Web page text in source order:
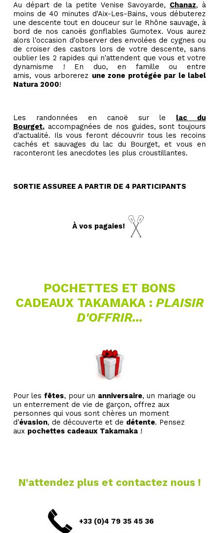
Au départ de la petite Venise Savoyarde, Chanaz, à
moins de 40 minutes d'Aix-Les-Bains, vous débuterez
une descente tout en douceur sur le Rhône sauvage, à
bord de nos canoës gonflables Gumotex. Vous aurez
alors l'occasion d'observer des envolées de cygnes ou
de croiser des castors lors de votre descente, sans
oublier les 2 rapides qui n'attendent que vous et votre
dynamisme ! En duo, en famille ou entre
amis, vous arborerez une zone protégée par le label
Natura 2000!
Les randonnées en canoë sur le lac du
Bourget, accompagnées de nos guides, sont toujours
d'actualité. Ils vous feront découvrir tous les recoins
cachés et sauvages du lac du Bourget, et vous en
raconteront les anecdotes les plus croustillantes.
SORTIE ASSUREE A PARTIR DE 4 PARTICIPANTS
À vos pagaies!
POCHETTES ET BONS
CADEAUX TAKAMAKA : PLAISIR
D'OFFRIR...
Pour les fêtes, pour un anniversaire, un mariage ou
un enterrement de vie de garçon, offrez aux
personnes qui vous sont chères un moment
d'évasion, de découverte et de détente. Pensez
aux pochettes cadeaux Takamaka !
N'attendez plus et contactez nous !
+33 (0)4 79 35 45 36